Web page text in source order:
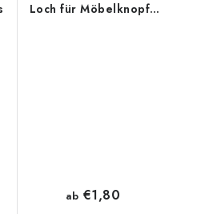
Loch für Möbelknopf -
ab €1,80